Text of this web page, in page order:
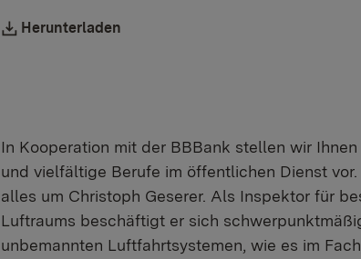
Downloadlink:
Herunterladen
In Kooperation mit der BBBank stellen wir
und vielfältige Berufe im öffentlichen Dienst
alles um Christoph Geserer. Als Inspektor für
Luftraums beschäftigt er sich
unbemannten Luftfahrtsystemen, wie es im